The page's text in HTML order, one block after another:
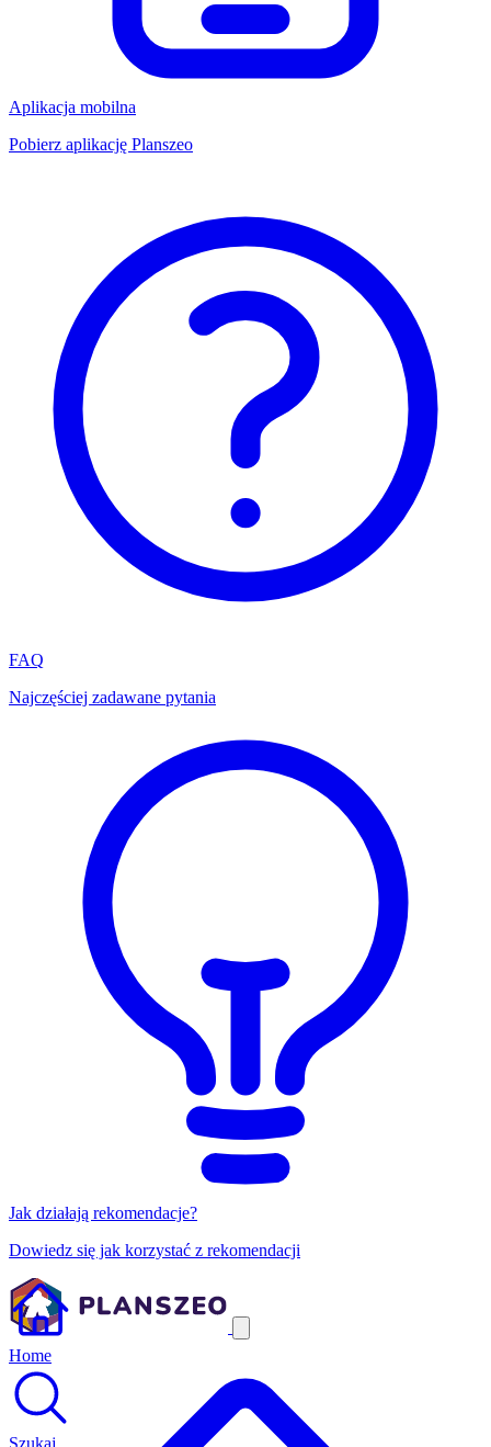
Aplikacja mobilna
Pobierz aplikację Planszeo
FAQ
Najczęściej zadawane pytania
Jak działają rekomendacje?
Dowiedz się jak korzystać z rekomendacji
Home
Szukaj